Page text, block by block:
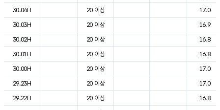
30.04H
20 이상
17.0
30.03H
20 이상
16.9
30.02H
20 이상
16.8
30.01H
20 이상
16.8
30.00H
20 이상
17.0
29.23H
20 이상
17.0
29.22H
20 이상
16.8